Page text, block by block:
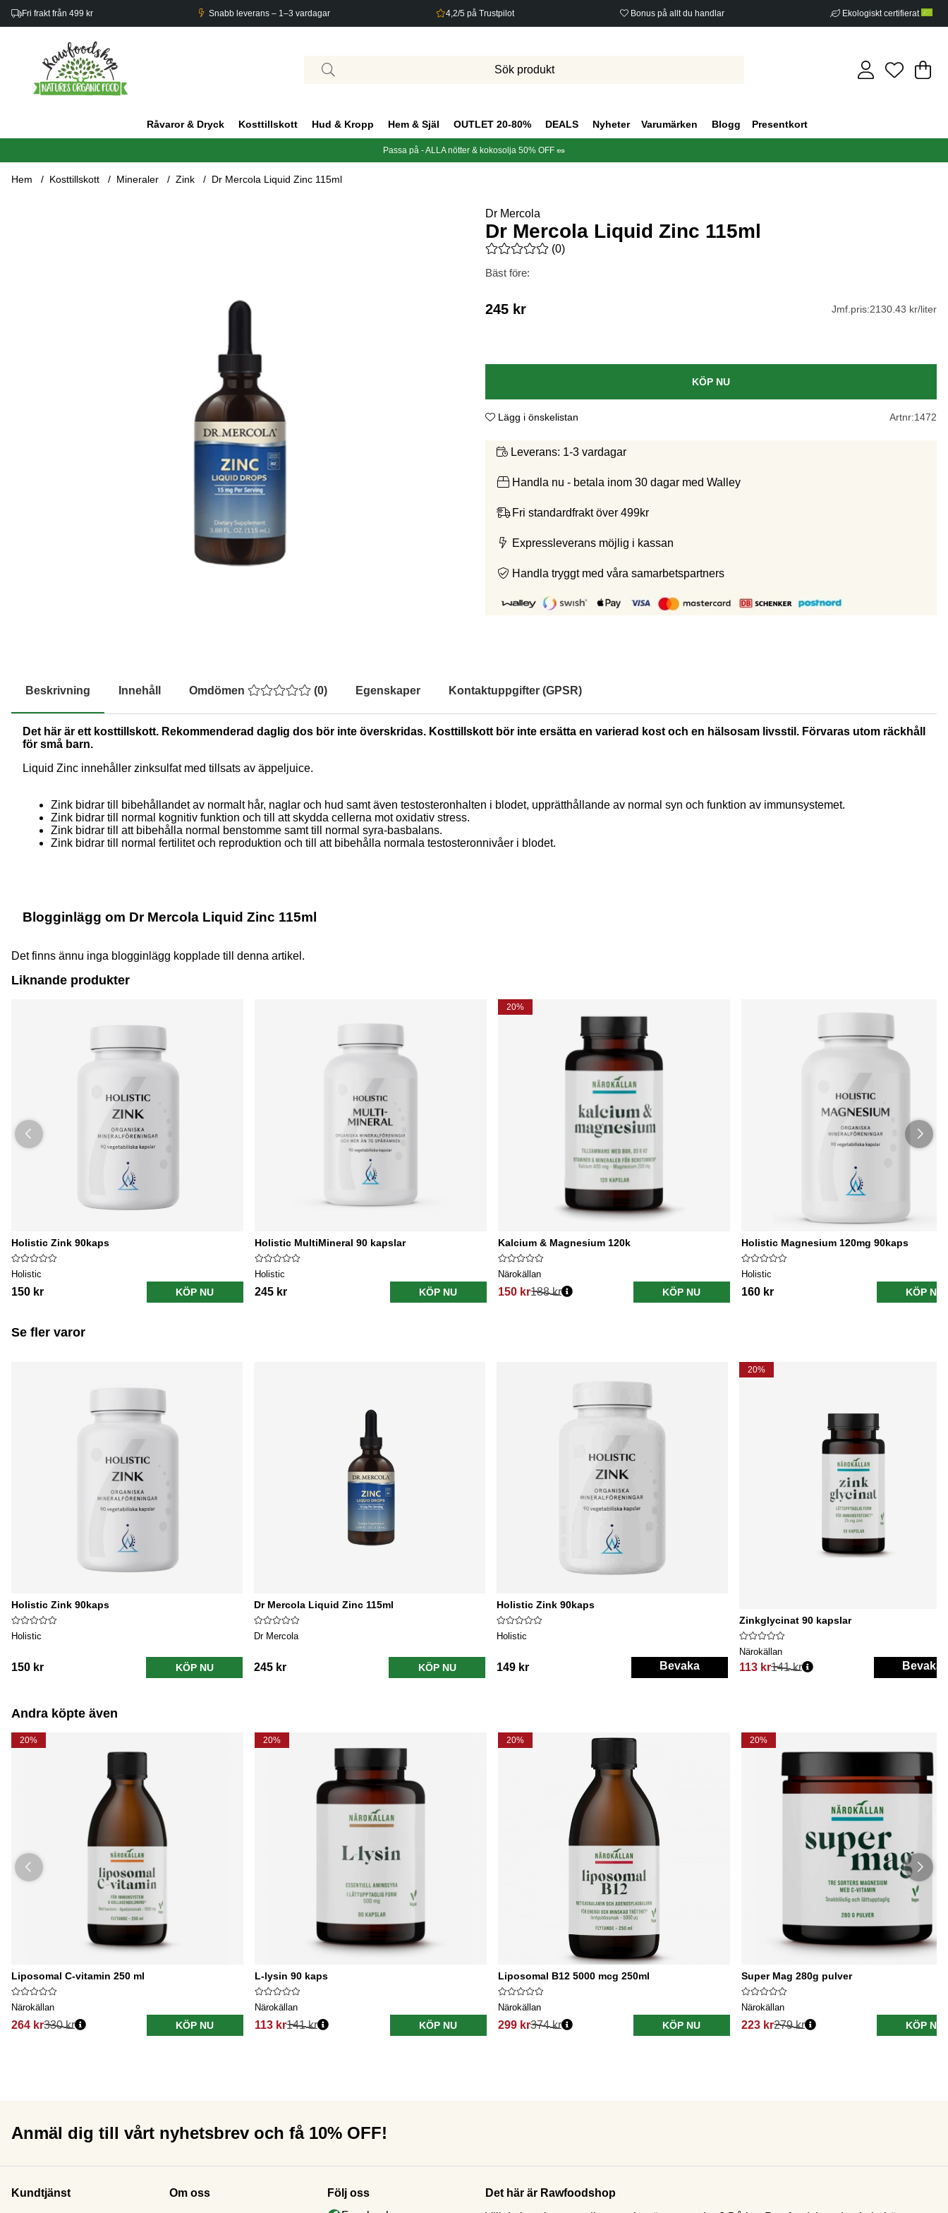
Fri frakt från 499 kr Snabb leverans – 1–3 vardagar 4,2/5 på Trustpilot Bonus på allt du handlar Ekologiskt certifierat
.
Råvaror & Dryck Kosttillskott Hud & Kropp Hem & Själ OUTLET 20-80% DEALS Nyheter Varumärken Blogg Presentkort
Passa på - ALLA nötter & kokosolja 50% OFF 🥜
Hem Kosttillskott Mineraler Zink Dr Mercola Liquid Zinc 115ml
Dr Mercola
Dr Mercola Liquid Zinc 115ml
Medelbetyg 0 av 5 Antal betyg 0
(0)
Bäst före:
245 kr Jmf.pris:2130.43 kr/liter
KÖP NU
Lägg i önskelistan Artnr:1472
Leverans: 1-3 vardagar
Handla nu - betala inom 30 dagar med Walley
Fri standardfrakt över 499kr
Expressleverans möjlig i kassan
Handla tryggt med våra samarbetspartners
Beskrivning Innehåll Omdömen (0) Egenskaper Kontaktuppgifter (GPSR)
Det här är ett kosttillskott. Rekommenderad daglig dos bör inte överskridas. Kosttillskott bör inte ersätta en varierad kost och en hälsosam livsstil. Förvaras utom räckhåll
för små barn.
Liquid Zinc innehåller zinksulfat med tillsats av äppeljuice.
Zink bidrar till bibehållandet av normalt hår, naglar och hud samt även testosteronhalten i blodet, upprätthållande av normal syn och funktion av immunsystemet.
Zink bidrar till normal kognitiv funktion och till att skydda cellerna mot oxidativ stress.
Zink bidrar till att bibehålla normal benstomme samt till normal syra-basbalans.
Zink bidrar till normal fertilitet och reproduktion och till att bibehålla normala testosteronnivåer i blodet.
Blogginlägg om Dr Mercola Liquid Zinc 115ml
Det finns ännu inga blogginlägg kopplade till denna artikel.
Liknande produkter
Holistic Zink 90kaps
Holistic
150 kr KÖP NU
Holistic MultiMineral 90 kapslar
Holistic
245 kr KÖP NU
20%
Kalcium & Magnesium 120k
Närokällan
150 kr188 kr KÖP NU
Holistic Magnesium 120mg 90kaps
Holistic
160 kr KÖP NU
Se fler varor
Holistic Zink 90kaps
Holistic
150 kr KÖP NU
Dr Mercola Liquid Zinc 115ml
Dr Mercola
245 kr KÖP NU
Holistic Zink 90kaps
Holistic
149 kr Bevaka
20%
Zinkglycinat 90 kapslar
Närokällan
113 kr
Ordinarie pris:
141 kr Bevaka
Andra köpte även
20%
Liposomal C-vitamin 250 ml
Närokällan
264 kr330 kr KÖP NU
20%
L-lysin 90 kaps
Närokällan
113 kr141 kr KÖP NU
20%
Liposomal B12 5000 mcg 250ml
Närokällan
299 kr374 kr KÖP NU
20%
Super Mag 280g pulver
Närokällan
223 kr279 kr KÖP NU
Anmäl dig till vårt nyhetsbrev och få 10% OFF!
Kundtjänst Om oss
Följ oss
Det här är Rawfoodshop